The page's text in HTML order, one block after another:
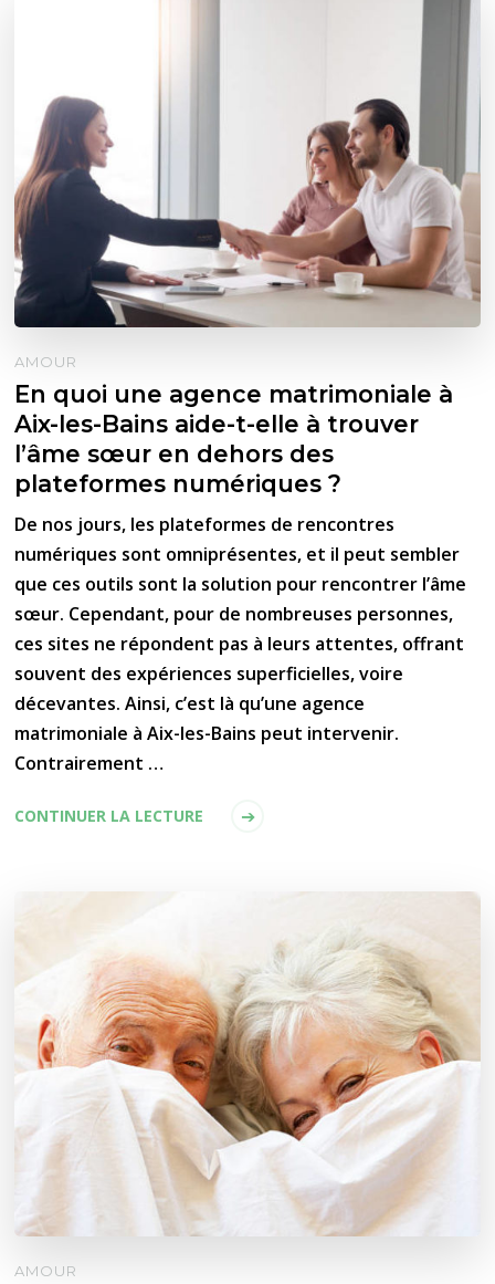
AMOUR
En quoi une agence matrimoniale à
Aix-les-Bains aide-t-elle à trouver
l’âme sœur en dehors des
plateformes numériques ?
De nos jours, les plateformes de rencontres
numériques sont omniprésentes, et il peut sembler
que ces outils sont la solution pour rencontrer l’âme
sœur. Cependant, pour de nombreuses personnes,
ces sites ne répondent pas à leurs attentes, offrant
souvent des expériences superficielles, voire
décevantes. Ainsi, c’est là qu’une agence
matrimoniale à Aix-les-Bains peut intervenir.
Contrairement …
CONTINUER LA LECTURE
AMOUR